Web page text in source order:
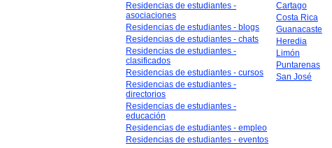
Residencias de estudiantes -
asociaciones
Residencias de estudiantes - blogs
Residencias de estudiantes - chats
Residencias de estudiantes -
clasificados
Residencias de estudiantes - cursos
Residencias de estudiantes -
directorios
Residencias de estudiantes -
educación
Residencias de estudiantes - empleo
Residencias de estudiantes - eventos
Cartago
Costa Rica
Guanacaste
Heredia
Limón
Puntarenas
San José